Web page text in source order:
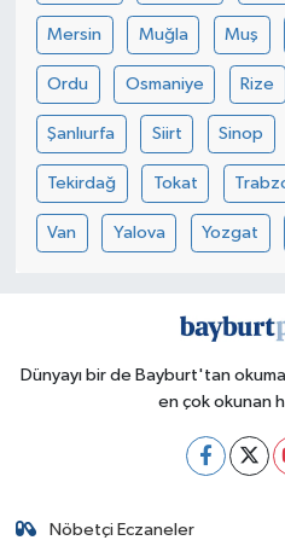
Mersin Muğla Muş
Ordu Osmaniye Rize
Şanlıurfa Siirt Sinop
Tekirdağ Tokat
Van Yalova Yozgat
Dünyayı bir de Bayburt'tan
en çok okunan
Nöbetçi Eczaneler